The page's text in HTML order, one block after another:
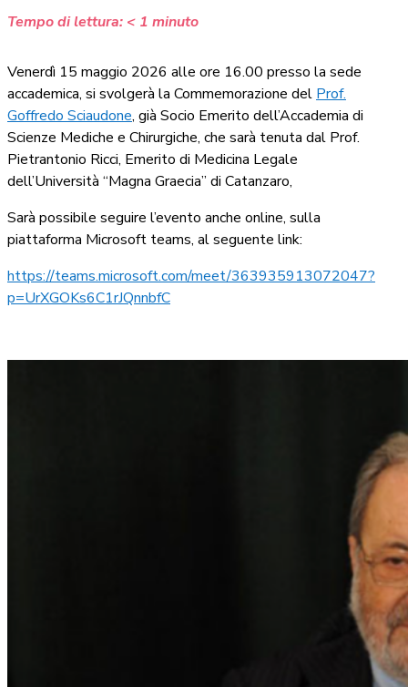
Tempo di lettura: < 1 minuto
Venerdì 15 maggio 2026 alle ore 16.00 presso la sede
accademica, si svolgerà la Commemorazione del Prof.
Goffredo Sciaudone, già Socio Emerito dell’Accademia di
Scienze Mediche e Chirurgiche, che sarà tenuta dal Prof.
Pietrantonio Ricci, Emerito di Medicina Legale
dell’Università “Magna Graecia” di Catanzaro,
Sarà possibile seguire l’evento anche online, sulla
piattaforma Microsoft teams, al seguente link:
https://teams.microsoft.com/meet/363935913072047?
p=UrXGOKs6C1rJQnnbfC